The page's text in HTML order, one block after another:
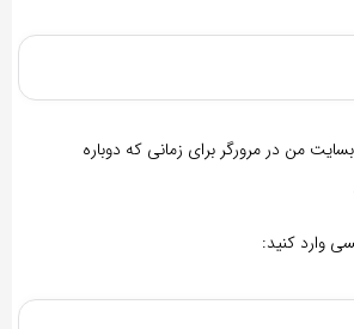
من در مرورگر برای زمانی که دوباره
وارد کنید: